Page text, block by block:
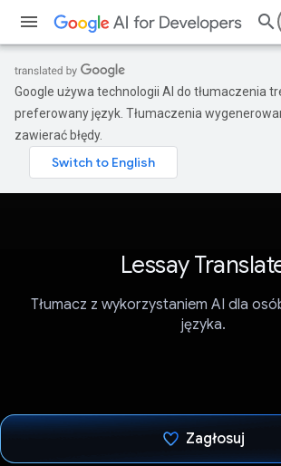
Google używa technologii AI do tłumaczenia
preferowany język. Tłumaczenia
zawierać błędy.
Lessay
Tłumacz z wykorzystaniem AI dla
języka.
Zagłosuj